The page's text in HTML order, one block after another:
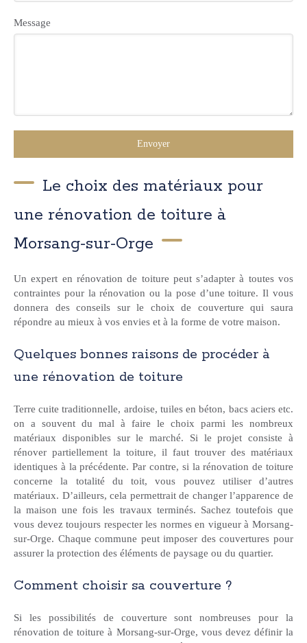
Message
Envoyer
Le choix des matériaux pour
une rénovation de toiture à
Morsang-sur-Orge
Un expert en rénovation de toiture peut s’adapter à toutes vos
contraintes pour la rénovation ou la pose d’une toiture. Il vous
donnera des conseils sur le choix de couverture qui saura
répondre au mieux à vos envies et à la forme de votre maison.
Quelques bonnes raisons de procéder à
une rénovation de toiture
Terre cuite traditionnelle, ardoise, tuiles en béton, bacs aciers etc.
on a souvent du mal à faire le choix parmi les nombreux
matériaux disponibles sur le marché. Si le projet consiste à
rénover partiellement la toiture, il faut trouver des matériaux
identiques à la précédente. Par contre, si la rénovation de toiture
concerne la totalité du toit, vous pouvez utiliser d’autres
matériaux. D’ailleurs, cela permettrait de changer l’apparence de
la maison une fois les travaux terminés. Sachez toutefois que
vous devez toujours respecter les normes en vigueur à Morsang-
sur-Orge. Chaque commune peut imposer des couvertures pour
assurer la protection des éléments de paysage ou du quartier.
Comment choisir sa couverture ?
Si les possibilités de couverture sont nombreuses pour la
rénovation de toiture à Morsang-sur-Orge, vous devez définir la